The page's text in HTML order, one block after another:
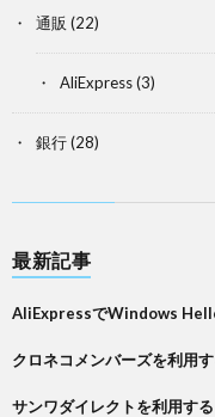
通販 (22)
AliExpress(3)
銀行(28)
最新記事
AliExpressでWindows
クロネコメンバーズを利用
サンワダイレクトを利用する